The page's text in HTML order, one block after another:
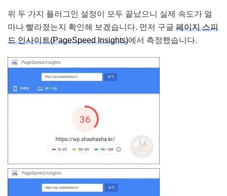
위 두 가지 플러그인 설정이 모두 끝났으니 실제 속도가 얼
마나 빨라졌는지 확인해 보겠습니다. 먼저 구글 페이지 스피
드 인사이트(PageSpeed Insights)에서 측정했습니다.